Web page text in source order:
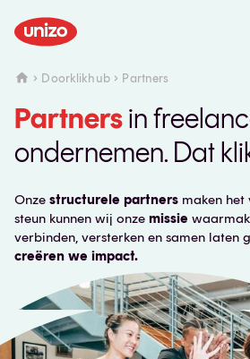
Doorklikhub Partners
Partnersin
ondernemen. Dat
Onze structurele partners maken het
steun kunnen wij onze missie
verbinden, versterken en samen laten
creëren we impact.